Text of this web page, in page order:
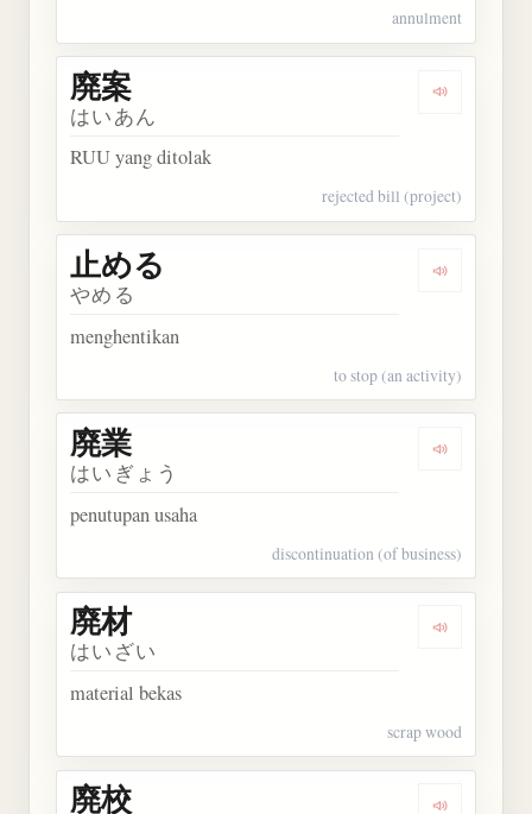
annulment
Dengarkan
廃案
はいあん
RUU yang ditolak
rejected bill (project)
Dengarkan
止める
やめる
menghentikan
to stop (an activity)
Dengarkan
廃業
はいぎょう
penutupan usaha
discontinuation (of business)
Dengarkan
廃材
はいざい
material bekas
scrap wood
廃校